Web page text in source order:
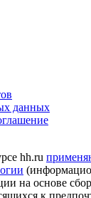
данных
hh.ru
на основе
к